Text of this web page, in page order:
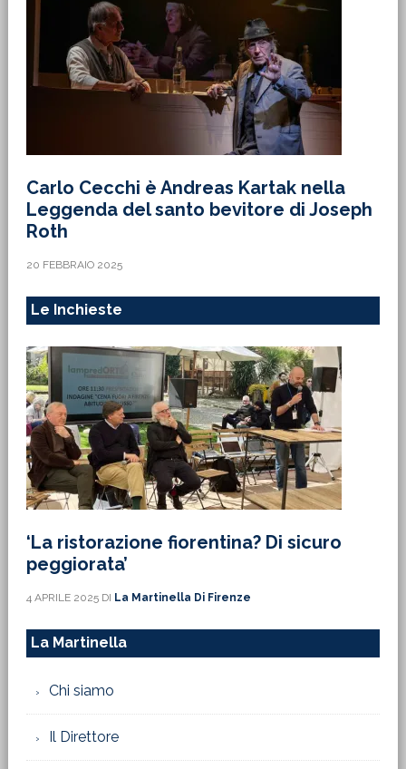
Carlo Cecchi è Andreas Kartak nella
Leggenda del santo bevitore di Joseph
Roth
20 FEBBRAIO 2025
Le Inchieste
‘La ristorazione fiorentina? Di sicuro
peggiorata’
4 APRILE 2025DI La Martinella Di Firenze
La Martinella
Chi siamo
Il Direttore